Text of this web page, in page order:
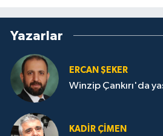
Yazarlar
ERCAN ŞEKER
Winzip Çankırı'da
KADIR ÇIMEN